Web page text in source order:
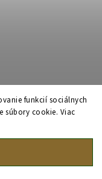
funkcií sociálnych
súbory cookie. Viac
práva vyhradené.